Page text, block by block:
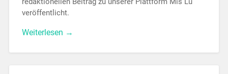
veröffentlicht.
Weiterlesen →